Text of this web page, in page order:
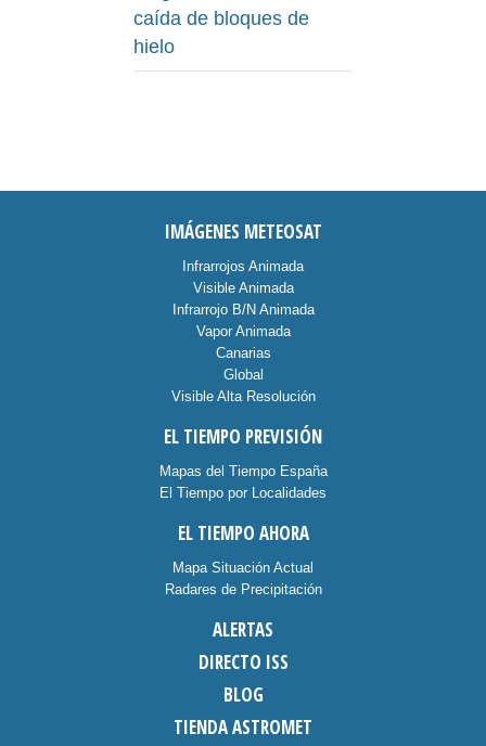
caída de bloques de
hielo
IMÁGENES METEOSAT
Infrarrojos Animada
Visible Animada
Infrarrojo B/N Animada
Vapor Animada
Canarias
Global
Visible Alta Resolución
EL TIEMPO PREVISIÓN
Mapas del Tiempo España
El Tiempo por Localidades
EL TIEMPO AHORA
Mapa Situación Actual
Radares de Precipitación
ALERTAS
DIRECTO ISS
BLOG
TIENDA ASTROMET